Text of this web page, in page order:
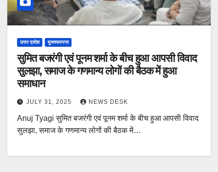
उत्तर प्रदेश मुजफ्फरनगर
सुमित बजरंगी एवं पूनम शर्मा के बीच हुआ आपसी विवाद
सुलझा, समाज के गणमान्य लोगों की बैठक में हुआ
समाधान
JULY 31, 2025 NEWS DESK
Anuj Tyagi सुमित बजरंगी एवं पूनम शर्मा के बीच हुआ आपसी विवाद
सुलझा, समाज के गणमान्य लोगों की बैठक में…